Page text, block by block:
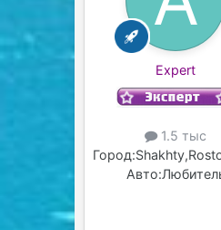
Expert
1.5 тыс
Город:
Авто: